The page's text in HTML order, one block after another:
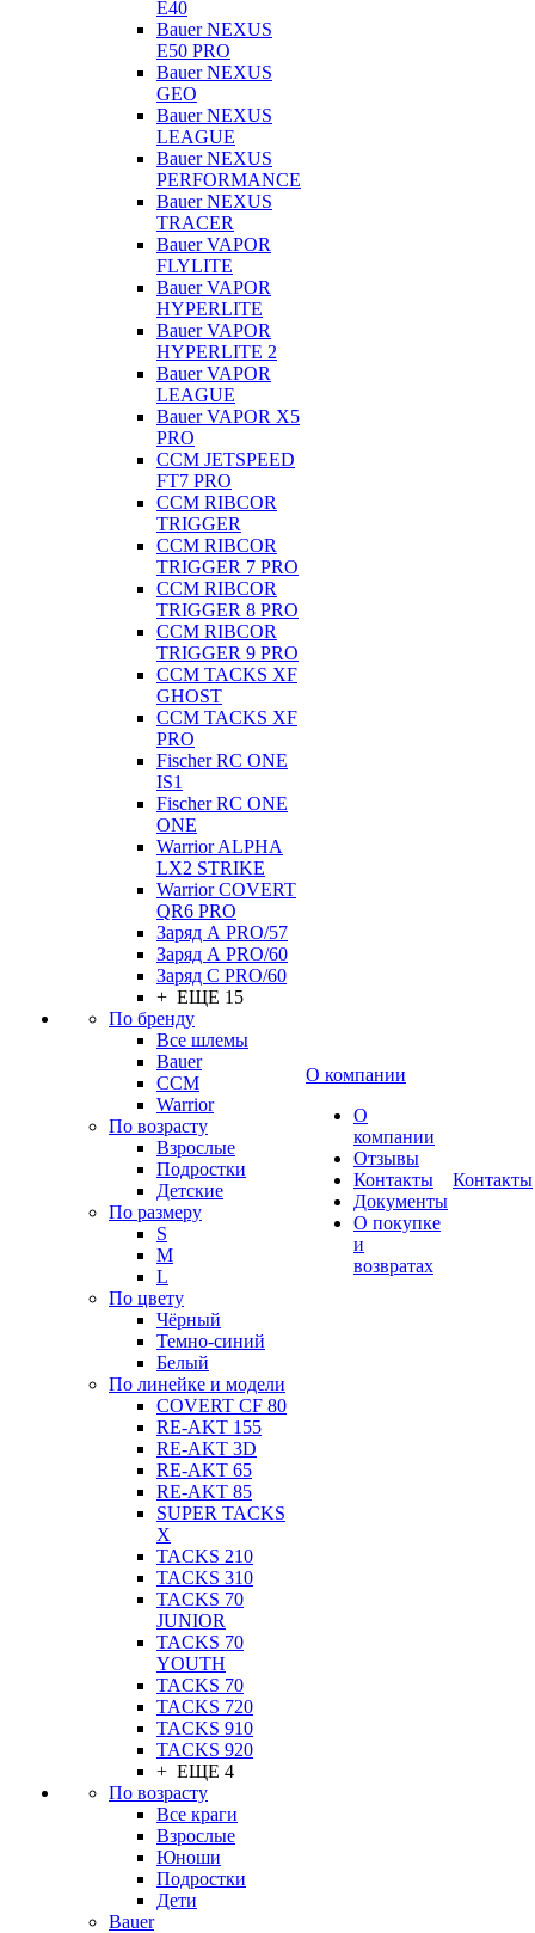
E40
Bauer NEXUS
E50 PRO
Bauer NEXUS
GEO
Bauer NEXUS
LEAGUE
Bauer NEXUS
PERFORMANCE
Bauer NEXUS
TRACER
Bauer VAPOR
FLYLITE
Bauer VAPOR
HYPERLITE
Bauer VAPOR
HYPERLITE 2
Bauer VAPOR
LEAGUE
Bauer VAPOR X5
PRO
CCM JETSPEED
FT7 PRO
CCM RIBCOR
TRIGGER
CCM RIBCOR
TRIGGER 7 PRO
CCM RIBCOR
TRIGGER 8 PRO
CCM RIBCOR
TRIGGER 9 PRO
CCM TACKS XF
GHOST
CCM TACKS XF
PRO
Fischer RC ONE
IS1
Fischer RC ONE
ONE
Warrior ALPHA
LX2 STRIKE
Warrior COVERT
QR6 PRO
Заряд А PRO/57
Заряд А PRO/60
Заряд С PRO/60
+ ЕЩЕ 15
По бренду
Все шлемы
Bauer
CCM
Warrior
По возрасту
Взрослые
Подростки
Детские
По размеру
S
M
L
По цвету
Чёрный
Темно-синий
Белый
По линейке и модели
COVERT CF 80
RE-AKT 155
RE-AKT 3D
RE-AKT 65
RE-AKT 85
SUPER TACKS
X
TACKS 210
TACKS 310
TACKS 70
JUNIOR
TACKS 70
YOUTH
TACKS 70
TACKS 720
TACKS 910
TACKS 920
+ ЕЩЕ 4
По возрасту
Все краги
Взрослые
Юноши
Подростки
Дети
Bauer
О компании
О
компании
Отзывы
Контакты
Документы
О покупке
и
возвратах
Контакты